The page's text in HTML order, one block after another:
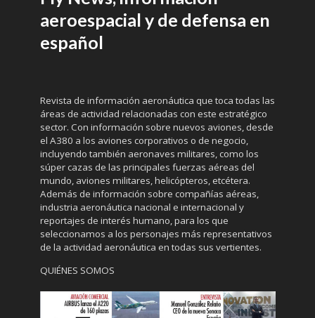
aeroespacial y de defensa en
español
Revista de información aeronáutica que toca todas las
áreas de actividad relacionadas con este estratégico
sector. Con información sobre nuevos aviones, desde
el A380 a los aviones corporativos o de negocio,
incluyendo también aeronaves militares, como los
súper cazas de las principales fuerzas aéreas del
mundo, aviones militares, helicópteros, etcétera.
Además de información sobre compañías aéreas,
industria aeronáutica nacional e internacional y
reportajes de interés humano, para los que
seleccionamos a los personajes más representativos
de la actividad aeronáutica en todas sus vertientes.
QUIÉNES SOMOS